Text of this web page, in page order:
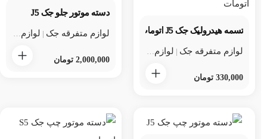
تسمه هیدرولیک جک J5 اتومات
لوازم متفرقه جک| لوازم متفرقه جک j5
330,000 تومان
دسته موتور جلو جک J5
لوازم متفرقه جک| لوازم متفرقه جک j5
2,000,000 تومان